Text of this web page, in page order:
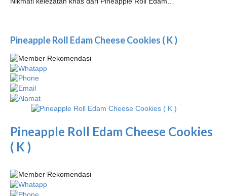
Pineapple Roll Edam Cheese Cookies ( K )
Pineapple Roll Edam Cheese Cookies
( K )